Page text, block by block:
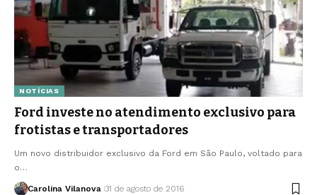
NOTÍCIAS
Ford investe no atendimento exclusivo para
frotistas e transportadores
Um novo distribuidor exclusivo da Ford em São Paulo, voltado para
o…
Carolina Vilanova 31 de agosto de 2016